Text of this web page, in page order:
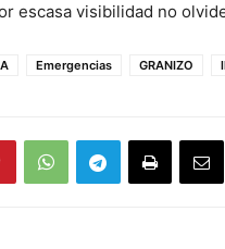
escasa visibilidad no
Emergencias GRANIZO